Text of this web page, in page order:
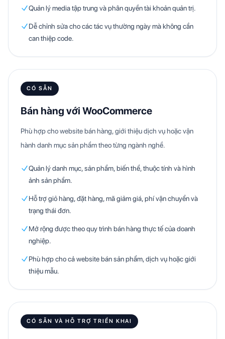
Quản lý media tập trung và phân quyền tài khoản quản trị.
Dễ chỉnh sửa cho các tác vụ thường ngày mà không cần
can thiệp code.
CÓ SẴN
Bán hàng với WooCommerce
Phù hợp cho website bán hàng, giới thiệu dịch vụ hoặc vận
hành danh mục sản phẩm theo từng ngành nghề.
Quản lý danh mục, sản phẩm, biến thể, thuộc tính và hình
ảnh sản phẩm.
Hỗ trợ giỏ hàng, đặt hàng, mã giảm giá, phí vận chuyển và
trạng thái đơn.
Mở rộng được theo quy trình bán hàng thực tế của doanh
nghiệp.
Phù hợp cho cả website bán sản phẩm, dịch vụ hoặc giới
thiệu mẫu.
CÓ SẴN VÀ HỖ TRỢ TRIỂN KHAI